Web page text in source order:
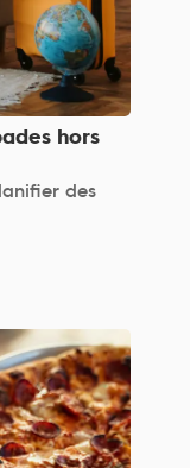
hors
des